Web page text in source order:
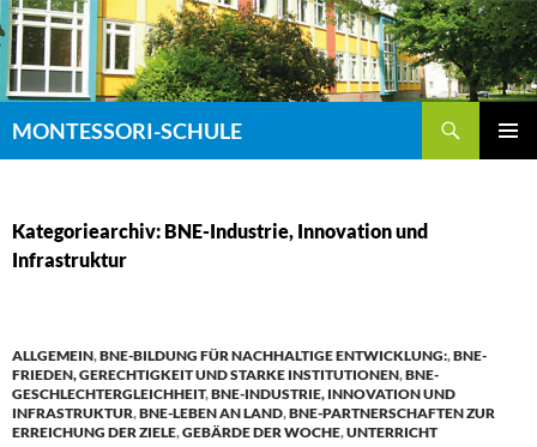
Zum
Inhalt
springen
MONTESSORI-SCHULE
Kategoriearchiv: BNE-Industrie, Innovation und
Infrastruktur
ALLGEMEIN,BNE-BILDUNG FÜR NACHHALTIGE ENTWICKLUNG:,BNE-
FRIEDEN, GERECHTIGKEIT UND STARKE INSTITUTIONEN,BNE-
GESCHLECHTERGLEICHHEIT,BNE-INDUSTRIE, INNOVATION UND
INFRASTRUKTUR,BNE-LEBEN AN LAND,BNE-PARTNERSCHAFTEN ZUR
ERREICHUNG DER ZIELE,GEBÄRDE DER WOCHE,UNTERRICHT